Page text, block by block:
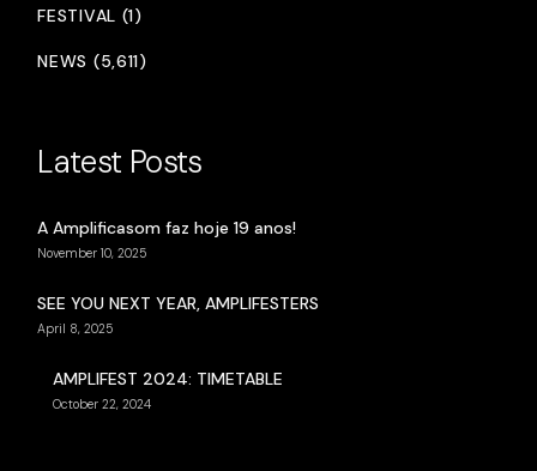
FESTIVAL (1)
NEWS (5,611)
Latest Posts
A Amplificasom faz hoje 19 anos!
November 10, 2025
SEE YOU NEXT YEAR, AMPLIFESTERS
April 8, 2025
AMPLIFEST 2024: TIMETABLE
October 22, 2024